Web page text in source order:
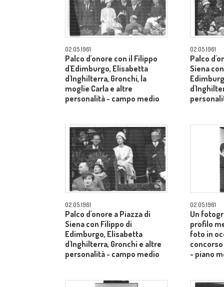
02.05.1961
Palco d'onore con il Filippo
d'Edimburgo, Elisabetta
d'Inghilterra, Gronchi, la
moglie Carla e altre
personalità - campo medio
02.05.1961
Palco
Siena
02.05.1961
Palco d'onore a Piazza di
Siena con Filippo di
Edimburgo, Elisabetta
d'Inghilterra, Gronchi e altre
personalità - campo medio
02.05.1961
Un
profilo
foto in
- piano